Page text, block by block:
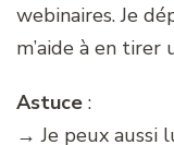
webinaires. Je
m’aide à en tirer
Astuce :
→ Je peux aussi